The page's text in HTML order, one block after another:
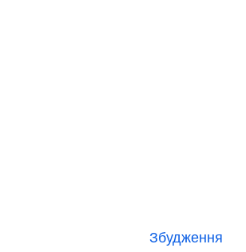
Збудження